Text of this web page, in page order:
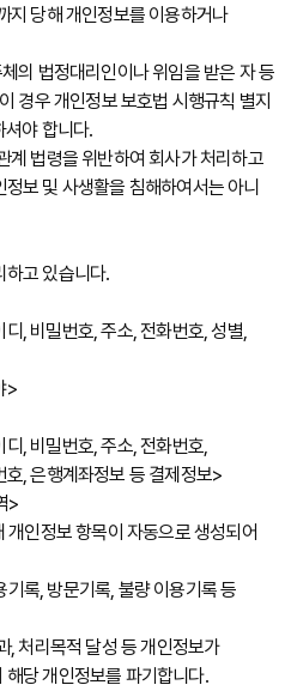
지 당해 개인정보를 이용하거나
의 법정대리인이나 위임을 받은 자 등
경우 개인정보 보호법 시행규칙 별지
셔야 합니다.
법령을 위반하여 회사가 처리하고
보 및 사생활을 침해하여서는 아니
하고 있습니다.
, 비밀번호, 주소, 전화번호, 성별,
>
, 비밀번호, 주소, 전화번호,
, 은행계좌정보 등 결제정보>
>
인정보 항목이 자동으로 생성되어
기록, 방문기록, 불량 이용기록 등
처리목적 달성 등 개인정보가
당 개인정보를 파기합니다.